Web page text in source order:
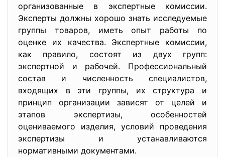
организованные в экспертные комиссии.
Эксперты должны хорошо знать исследуемые
группы товаров, иметь опыт работы по
оценке их качества. Экспертные комиссии,
как правило, состоят из двух групп:
экспертной и рабочей. Профессиональный
состав и численность специалистов,
входящих в эти группы, их структура и
принцип организации зависят от целей и
этапов экспертизы, особенностей
оцениваемого изделия, условий проведения
экспертизы и устанавливаются
нормативными документами.